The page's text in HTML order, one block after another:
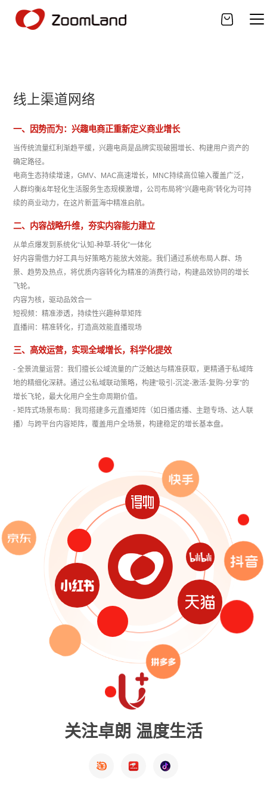
线上渠道网络
一、因势而为：兴趣电商正重新定义商业增长
当传统流量红利渐趋平缓，兴趣电商是品牌实现破圈增长、构建用户资产的
确定路径。
电商生态持续增速，GMV、MAC高速增长，MNC持续高位输入覆盖广泛，
人群均衡&年轻化生活服务生态规模激增，公司布局将“兴趣电商”转化为可持
续的商业动力，在这片新蓝海中精准启航。
二、内容战略升维，夯实内容能力建立
从单点爆发到系统化“认知-种草-转化”一体化
好内容需借力好工具与好策略方能放大效能。我们通过系统布局人群、场
景、趋势及热点，将优质内容转化为精准的消费行动，构建品效协同的增长
飞轮。
内容为核，驱动品效合一
短视频：精准渗透，持续性兴趣种草矩阵
直播间：精准转化，打造高效能直播现场
三、高效运营，实现全域增长，科学化提效
- 全景流量运营：我们擅长公域流量的广泛触达与精准获取，更精通于私域阵
地的精细化深耕。通过公私域联动策略，构建“吸引-沉淀-激活-复购-分享”的
增长飞轮，最大化用户全生命周期价值。
- 矩阵式场景布局：我司搭建多元直播矩阵（如日播店播、主题专场、达人联
播）与跨平台内容矩阵，覆盖用户全场景，构建稳定的增长基本盘。
关注卓朗 温度生活